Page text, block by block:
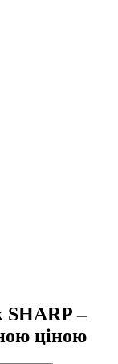
SHARP –
ціною